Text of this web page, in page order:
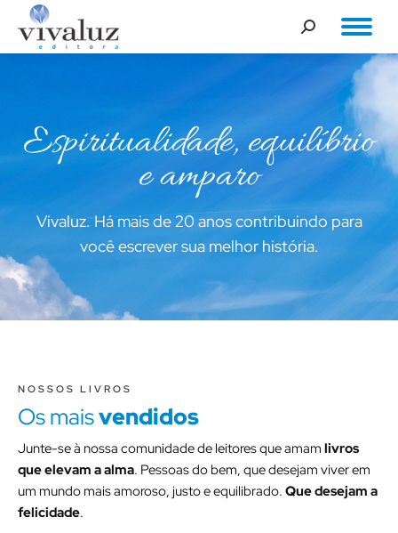
Buscar
Espiritualidade, equilíbrio
e amparo
Vivaluz. Há mais de 20 anos contribuindo para
você escrever sua melhor história.
NOSSOS LIVROS
Os maisvendidos
Junte-se à nossa comunidade de leitores que amam livros
que elevam a alma. Pessoas do bem, que desejam viver em
um mundo mais amoroso, justo e equilibrado. Que desejam a
felicidade.